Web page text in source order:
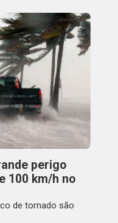
perigo
100 km/h no
de tornado são